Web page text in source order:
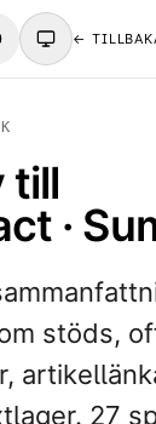
←
till
·
stöds,
27